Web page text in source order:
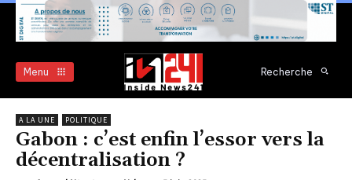
Menu Recherche
A LA UNE POLITIQUE
Gabon : c’est enfin l’essor vers la
décentralisation ?